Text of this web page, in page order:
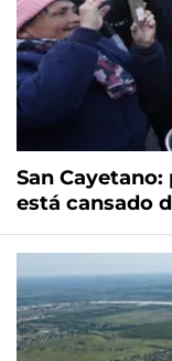
San
está cansado